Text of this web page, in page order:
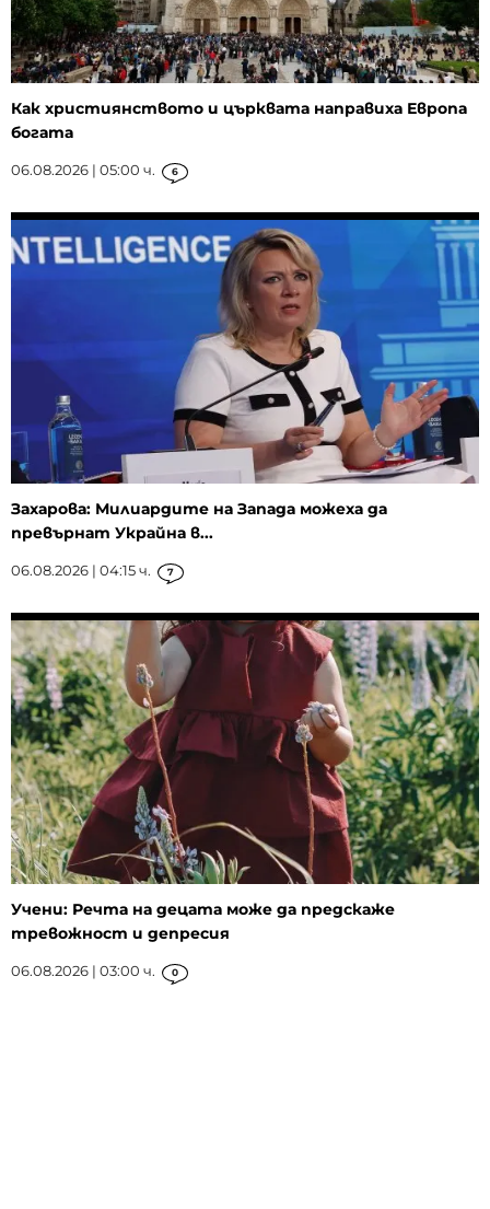
Как християнството и църквата направиха Европа
богата
06.08.2026 | 05:00 ч. 6
Захарова: Милиардите на Запада можеха да
превърнат Украйна в...
06.08.2026 | 04:15 ч. 7
Учени: Речта на децата може да предскаже
тревожност и депресия
06.08.2026 | 03:00 ч. 0